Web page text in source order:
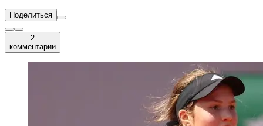
Поделиться
2
комментарии